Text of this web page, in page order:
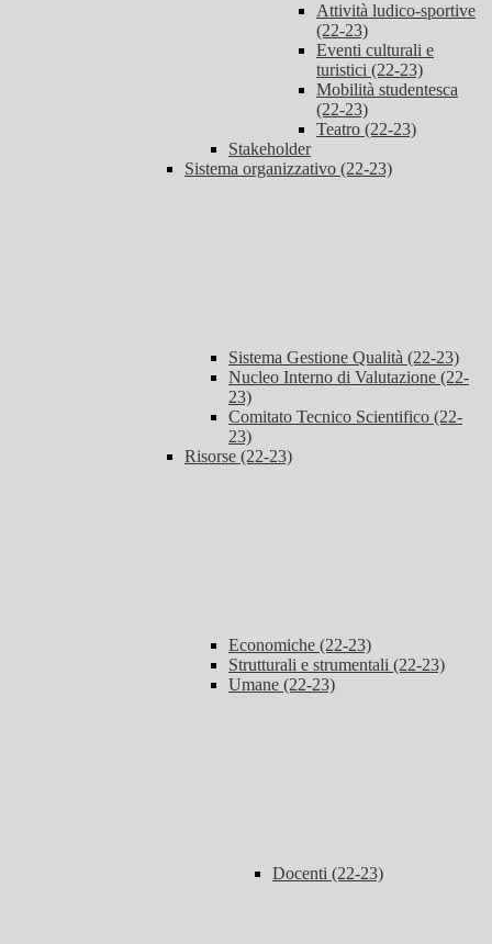
Attività ludico-sportive
(22-23)
Eventi culturali e
turistici (22-23)
Mobilità studentesca
(22-23)
Teatro (22-23)
Stakeholder
Sistema organizzativo (22-23)
Sistema Gestione Qualità (22-23)
Nucleo Interno di Valutazione (22-
23)
Comitato Tecnico Scientifico (22-
23)
Risorse (22-23)
Economiche (22-23)
Strutturali e strumentali (22-23)
Umane (22-23)
Docenti (22-23)